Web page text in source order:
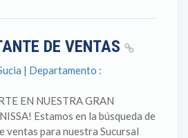
DE VENTAS
| Departamento :
EN NUESTRA GRAN
Estamos en la búsqueda de
ventas para nuestra Sucursal